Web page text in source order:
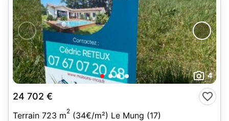
4
24 702 €
Terrain 723 m2 (34€/m²) Le Mung (17)